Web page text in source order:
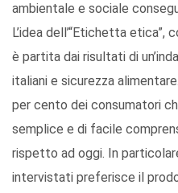
ambientale e sociale
L’idea dell’“Etichetta
è partita dai risultati di
italiani e sicurezza
per cento dei consumatori
semplice e di facile
rispetto ad oggi. In
intervistati preferisce il